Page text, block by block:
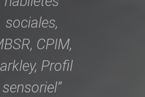
sociales,
CPIM,
Profil
sensoriel”